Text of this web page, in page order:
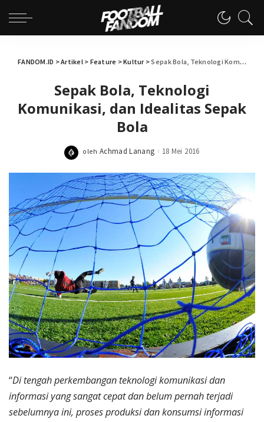
FANDOM.ID >Artikel> Feature >Kultur>Sepak Bola, Teknologi Komunikasi, dan Idealitas Sepak Bola
Sepak Bola, Teknologi
Komunikasi, dan Idealitas Sepak
Bola
Posted
oleh Achmad Lanang 18 Mei 2016
“Di tengah perkembangan teknologi komunikasi dan
informasi yang sangat cepat dan belum pernah terjadi
sebelumnya ini, proses produksi dan konsumsi informasi